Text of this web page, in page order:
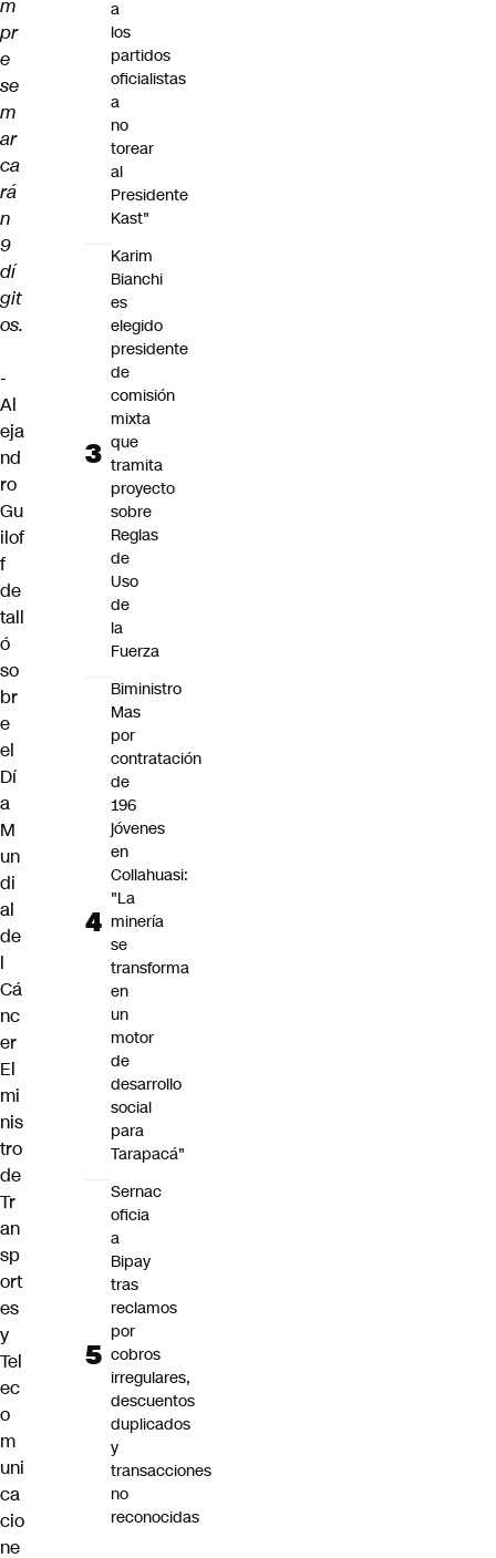
m
pr
e
se
m
ar
ca
rá
n
9
dí
git
os.
-
Al
eja
nd
ro
Gu
ilof
f
de
tall
ó
so
br
e
el
Dí
a
M
un
di
al
de
l
Cá
nc
er
El
mi
nis
tro
de
Tr
an
sp
ort
es
y
Tel
ec
o
m
uni
ca
cio
ne
a
los
partidos
oficialistas
a
no
torear
al
Presidente
Kast"
Karim
Bianchi
es
elegido
presidente
de
comisión
mixta
que
tramita
proyecto
sobre
Reglas
de
Uso
de
la
Fuerza
Biministro
Mas
por
contratación
de
196
jóvenes
en
Collahuasi:
"La
minería
se
transforma
en
un
motor
de
desarrollo
social
para
Tarapacá"
Sernac
oficia
a
Bipay
tras
reclamos
por
cobros
irregulares,
descuentos
duplicados
y
transacciones
no
reconocidas